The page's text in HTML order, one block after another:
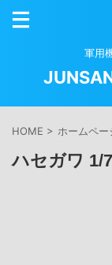
軍用
HOME > ホームペー
ハセガワ 1/